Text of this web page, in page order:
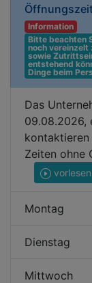
Information
Bitte beachten
noch vereinzelt
sowie
entstehend
Dinge beim
Das
09.08.2026,
kontaktieren
Zeiten ohne
Montag
Dienstag
Mittwoch